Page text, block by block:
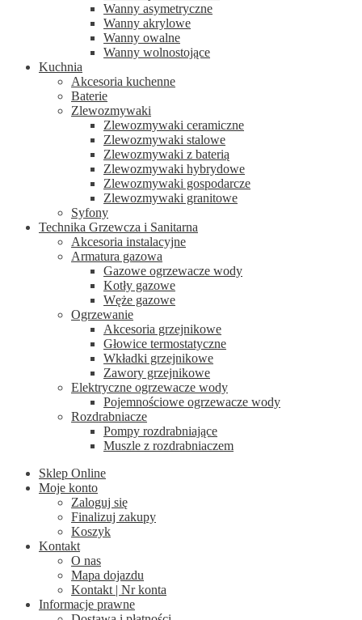
Wanny asymetryczne
Wanny akrylowe
Wanny owalne
Wanny wolnostojące
Kuchnia
Akcesoria kuchenne
Baterie
Zlewozmywaki
Zlewozmywaki ceramiczne
Zlewozmywaki stalowe
Zlewozmywaki z baterią
Zlewozmywaki hybrydowe
Zlewozmywaki gospodarcze
Zlewozmywaki granitowe
Syfony
Technika Grzewcza i Sanitarna
Akcesoria instalacyjne
Armatura gazowa
Gazowe ogrzewacze wody
Kotły gazowe
Węże gazowe
Ogrzewanie
Akcesoria grzejnikowe
Głowice termostatyczne
Wkładki grzejnikowe
Zawory grzejnikowe
Elektryczne ogrzewacze wody
Pojemnościowe ogrzewacze wody
Rozdrabniacze
Pompy rozdrabniające
Muszle z rozdrabniaczem
Sklep Online
Moje konto
Zaloguj się
Finalizuj zakupy
Koszyk
Kontakt
O nas
Mapa dojazdu
Kontakt | Nr konta
Informacje prawne